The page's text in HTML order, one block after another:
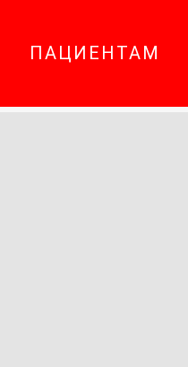
ПАЦИЕНТАМ